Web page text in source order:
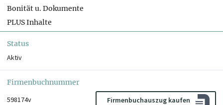
Bonität u. Dokumente
PLUS Inhalte
Status
Aktiv
Firmenbuchnummer
598174v
Firmenbuchauszug kaufen